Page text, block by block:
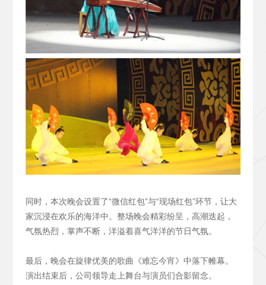
同时，本次晚会设置了“微信红包”与“现场红包”环节，让大
家沉浸在欢乐的海洋中。整场晚会精彩纷呈，高潮迭起，
气氛热烈，掌声不断，洋溢着喜气洋洋的节日气氛。
最后，晚会在旋律优美的歌曲《难忘今宵》中落下帷幕。
演出结束后，公司领导走上舞台与演员们合影留念。